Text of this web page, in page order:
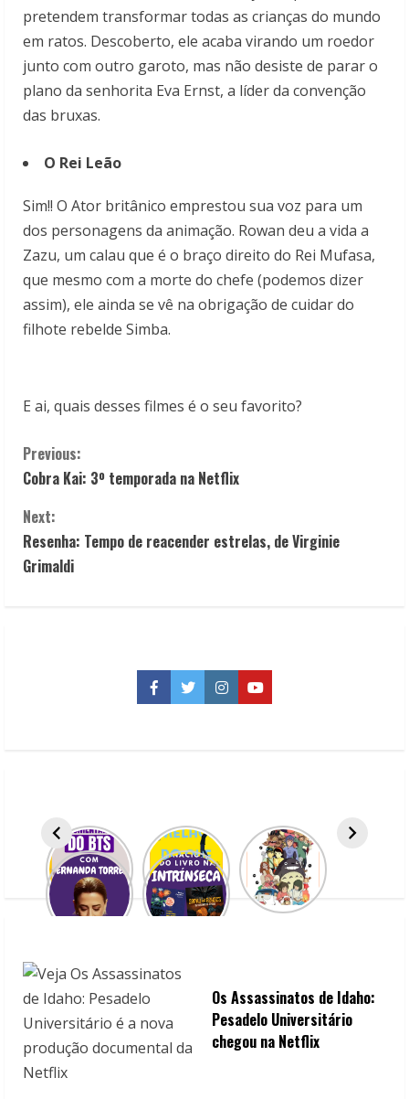
pretendem transformar todas as crianças do mundo
em ratos. Descoberto, ele acaba virando um roedor
junto com outro garoto, mas não desiste de parar o
plano da senhorita Eva Ernst, a líder da convenção
das bruxas.
O Rei Leão
Sim!! O Ator britânico emprestou sua voz para um
dos personagens da animação. Rowan deu a vida a
Zazu, um calau que é o braço direito do Rei Mufasa,
que mesmo com a morte do chefe (podemos dizer
assim), ele ainda se vê na obrigação de cuidar do
filhote rebelde Simba.
E ai, quais desses filmes é o seu favorito?
C
o
n
t
n
g
Previous:
Cobra Kai: 3º temporada na Netflix
Next:
Resenha: Tempo de reacender estrelas, de Virginie
Grimaldi
Facebook
TwitterInstagramYouTube
Os Assassinatos de Idaho:
Pesadelo Universitário
chegou na Netflix